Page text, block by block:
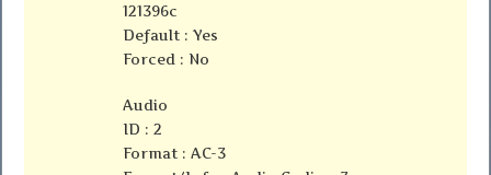
121396c
Default : Yes
Forced : No
Audio
ID : 2
Format : AC-3